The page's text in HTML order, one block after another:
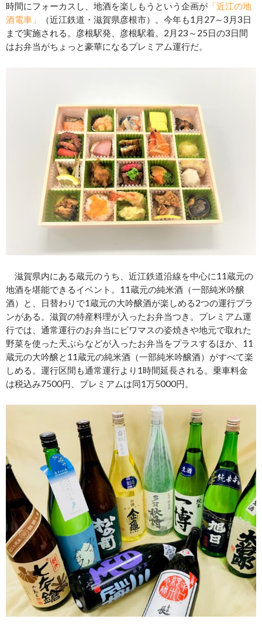
時間にフォーカスし、地酒を楽しもうという企画が 「近江の地
酒電車」
（近江鉄道・滋賀県彦根市）。今年も1月27～3月3日
まで実施される。彦根駅発、彦根駅着。2月23～25日の3日間
はお弁当がちょっと豪華になるプレミアム運行だ。
滋賀県内にある蔵元のうち、近江鉄道沿線を中心に11蔵元の
地酒を堪能できるイベント。11蔵元の純米酒（一部純米吟醸
酒）と、日替わりで1蔵元の大吟醸酒が楽しめる2つの運行プラ
ンがある。滋賀の特産料理が入ったお弁当つき。プレミアム運
行では、通常運行のお弁当にビワマスの姿焼きや地元で取れた
野菜を使った天ぷらなどが入ったお弁当をプラスするほか、11
蔵元の大吟醸と11蔵元の純米酒（一部純米吟醸酒）がすべて楽
しめる。運行区間も通常運行より1時間延長される。乗車料金
は税込み7500円、プレミアムは同1万5000円。